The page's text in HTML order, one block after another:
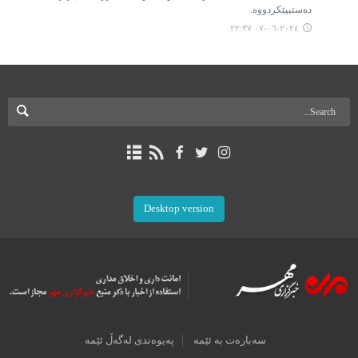
دەستیپێکردووە.
٢٠٢٤-٠٦-٠٧ ٢٢:٣٧
Desktop version
سەبارەت بە ئێمە پەیوەندی لەگەڵ ئێمە